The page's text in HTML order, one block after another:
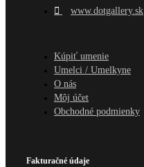
www.dotgallery.sk
Kúpiť umenie
Umelci / Umelkyne
O nás
Môj účet
Obchodné podmienky
Fakturačné údaje